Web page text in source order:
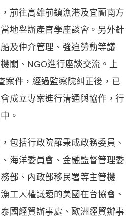
前往高雄前鎮漁港及宜蘭南方
地舉辦產官學座談會。另外針
及仲介管理、強迫勞動等議
關、NGO進行座談交流。上
案件，經過監察院糾正後，已
成立專案進行溝通與協作，行
。
包括行政院羅秉成政務委員、
海洋委員會、金融監督管理委
部、內政部移民署等主管機
工人權議題的美國在台協會、
國經貿辦事處、歐洲經貿辦事